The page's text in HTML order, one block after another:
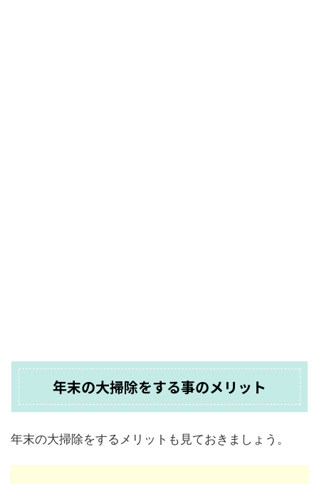
年末の大掃除をする事のメリット
年末の大掃除をするメリットも見ておきましょう。